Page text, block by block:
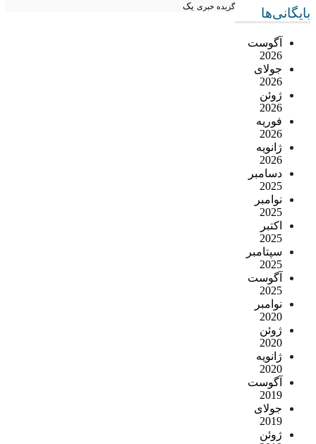
بایگانی‌ها
آگوست
2026
جولای
2026
ژوئن
2026
فوریه
2026
ژانویه
2026
دسامبر
2025
نوامبر
2025
اکتبر
2025
سپتامبر
2025
آگوست
2025
نوامبر
2020
ژوئن
2020
ژانویه
2020
آگوست
2019
جولای
2019
ژوئن
گزیده خبری یک